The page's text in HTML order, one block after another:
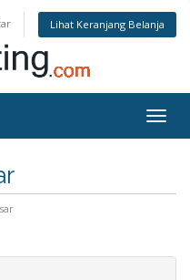
Lihat Keranjang Belanja